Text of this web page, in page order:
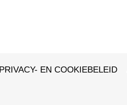
PRIVACY- EN COOKIEBELEID